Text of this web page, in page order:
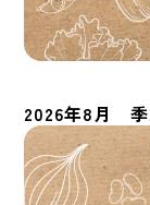
2026年8月 季